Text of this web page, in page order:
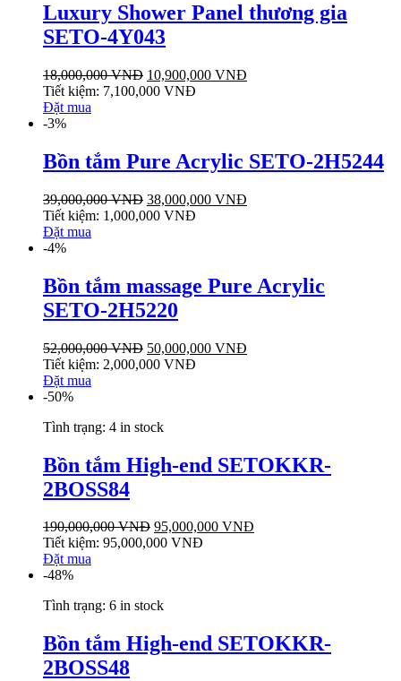
Luxury Shower Panel thương gia
SETO-4Y043
18,000,000VNĐ 10,900,000 VNĐ
Tiết kiệm: 7,100,000 VNĐ
Đặt mua
-3%
Bồn tắm Pure Acrylic SETO-2H5244
39,000,000VNĐ 38,000,000 VNĐ
Tiết kiệm: 1,000,000 VNĐ
Đặt mua
-4%
Bồn tắm massage Pure Acrylic
SETO-2H5220
52,000,000VNĐ 50,000,000 VNĐ
Tiết kiệm: 2,000,000 VNĐ
Đặt mua
-50%
Tình trạng: 4 in stock
Bồn tắm High-end SETOKKR-
2BOSS84
190,000,000VNĐ 95,000,000 VNĐ
Tiết kiệm: 95,000,000 VNĐ
Đặt mua
-48%
Tình trạng: 6 in stock
Bồn tắm High-end SETOKKR-
2BOSS48